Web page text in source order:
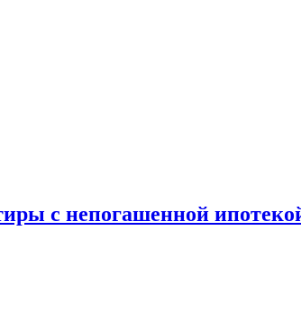
с непогашенной